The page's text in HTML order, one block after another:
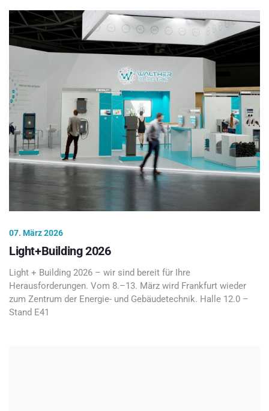
07. März 2026
Light+Building 2026
Light + Building 2026 – wir sind bereit für Ihre
Herausforderungen. Vom 8.–13. März wird Frankfurt wieder
zum Zentrum der Energie- und Gebäudetechnik. Halle 12.0 –
Stand E41